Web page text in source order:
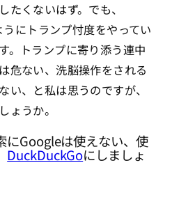
たくないはず。でも、
にトランプ忖度をやってい
。トランプに寄り添う連中
危ない、洗脳操作をされる
い、と私は思うのですが、
ょうか。
にGoogleは使えない、使
DuckDuckGoにしましょ